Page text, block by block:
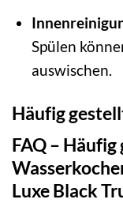
Spülen
auswischen.
Häufig
FAQ – Häufig
Luxe Black